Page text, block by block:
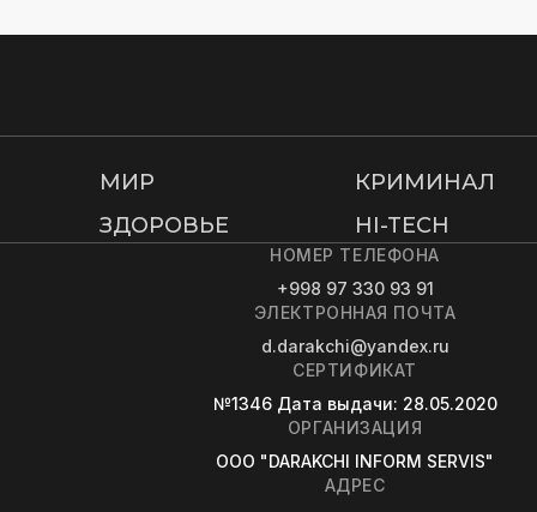
МИР КРИМИНАЛ
ЗДОРОВЬЕ HI-TECH
НОМЕР ТЕЛЕФОНА
+998 97 330 93 91
ЭЛЕКТРОННАЯ ПОЧТА
d.darakchi@yandex.ru
СЕРТИФИКАТ
№1346 Дата выдачи: 28.05.2020
ОРГАНИЗАЦИЯ
OOO "DARAKCHI INFORM SERVIS"
АДРЕС